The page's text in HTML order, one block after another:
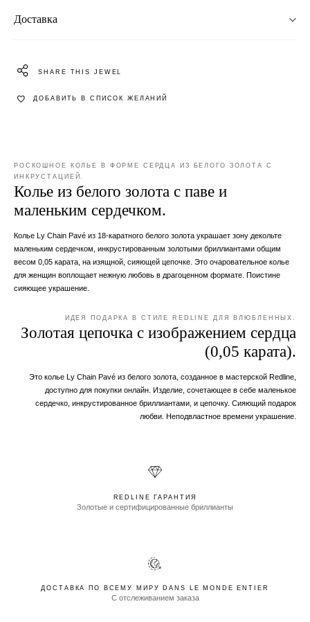
Доставка
SHARE THIS JEWEL
ДОБАВИТЬ В СПИСОК ЖЕЛАНИЙ
РОСКОШНОЕ КОЛЬЕ В ФОРМЕ СЕРДЦА ИЗ БЕЛОГО ЗОЛОТА С
ИНКРУСТАЦИЕЙ.
Колье из белого золота с паве и
маленьким сердечком.
Колье Ly Chain Pavé из 18-каратного белого золота украшает зону декольте
маленьким сердечком, инкрустированным золотыми бриллиантами общим
весом 0,05 карата, на изящной, сияющей цепочке. Это очаровательное колье
для женщин воплощает нежную любовь в драгоценном формате. Поистине
сияющее украшение.
ИДЕЯ ПОДАРКА В СТИЛЕ REDLINE ДЛЯ ВЛЮБЛЕННЫХ.
Золотая цепочка с изображением сердца
(0,05 карата).
Это колье Ly Chain Pavé из белого золота, созданное в мастерской Redline,
доступно для покупки онлайн. Изделие, сочетающее в себе маленькое
сердечко, инкрустированное бриллиантами, и цепочку. Сияющий подарок
любви. Неподвластное времени украшение.
REDLINE ГАРАНТИЯ
Золотые и сертифицированные бриллианты
ДОСТАВКА ПО ВСЕМУ МИРУ DANS LE MONDE ENTIER
С отслеживанием заказа